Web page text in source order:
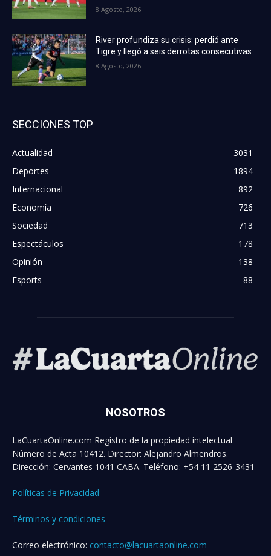
8 Agosto, 2026
River profundiza su crisis: perdió ante
Tigre y llegó a seis derrotas consecutivas
8 Agosto, 2026
SECCIONES TOP
Actualidad
3031
Deportes
1894
Internacional
892
Economía
726
Sociedad
713
Espectáculos
178
Opinión
138
Esports
88
NOSOTROS
LaCuartaOnline.com Registro de la propiedad intelectual
Número de Acta 10412. Director: Alejandro Almendros.
Dirección: Cervantes 1041 CABA. Teléfono: +54 11 2526-3431
Políticas de Privacidad
Términos y condiciones
Correo electrónico: contacto@lacuartaonline.com